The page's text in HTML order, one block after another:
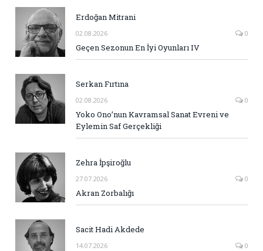
Erdoğan Mitrani
02.08.2026 0
Geçen Sezonun En İyi Oyunları IV
Serkan Fırtına
02.08.2026 0
Yoko Ono’nun Kavramsal Sanat Evreni ve
Eylemin Saf Gerçekliği
Zehra İpşiroğlu
27.07.2026 0
Akran Zorbalığı
Sacit Hadi Akdede
14.07.2026 0